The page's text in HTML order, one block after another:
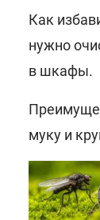
Как
нужно
в шкафы.
муку и